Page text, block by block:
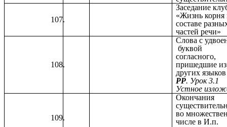
Заседание
«Жизнь корня
составе
частей речи»
Слова с
буквой
согласного,
пришедшие из
других языков
РР. Урок 3.1
Устное
Окончания
во
числе в И.п.